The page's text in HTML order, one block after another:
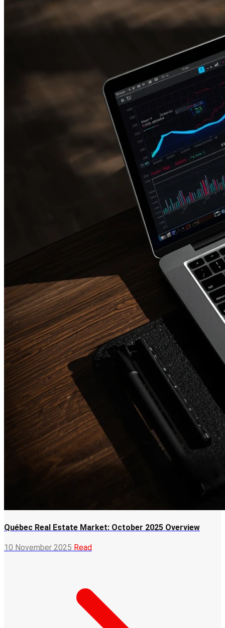
Québec Real Estate Market: October 2025 Overview
10 November 2025 Read